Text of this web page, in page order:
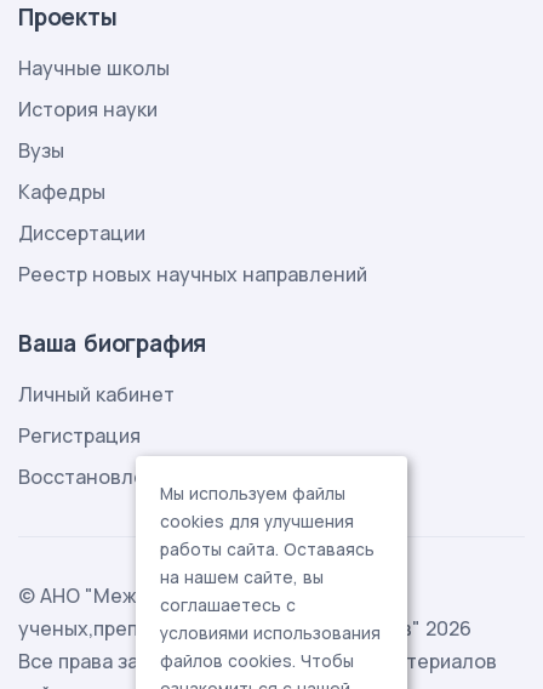
Проекты
Научные школы
История науки
Вузы
Кафедры
Диссертации
Реестр новых научных направлений
Ваша биография
Личный кабинет
Регистрация
Восстановление пароля
© АНО "Международная ассоциация
ученых,преподавателей и специалистов" 2026
Все права защищены. Использование материалов
Мы используем файлы
cookies для улучшения
работы сайта. Оставаясь
на нашем сайте, вы
соглашаетесь с
условиями использования
файлов cookies. Чтобы